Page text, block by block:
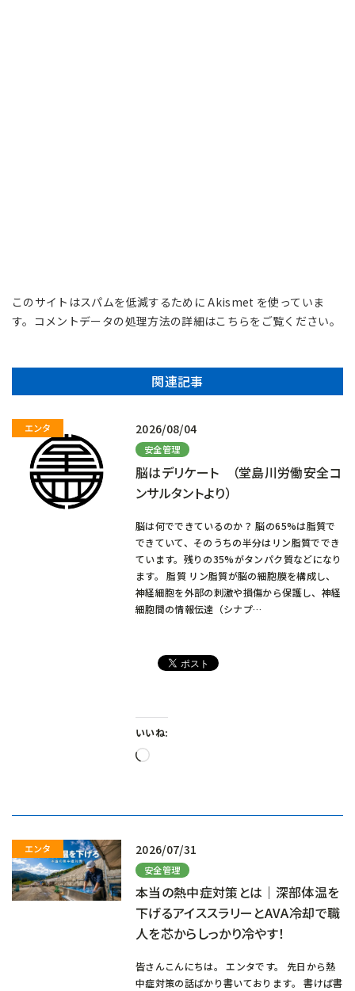
このサイトはスパムを低減するために Akismet を使っていま
す。 コメントデータの処理方法の詳細はこちらをご覧ください。
関連記事
2026/08/04
安全管理
脳はデリケート （堂島川労働安全コ
ンサルタントより）
脳は何でできているのか？ 脳の65%は脂質で
できていて、そのうちの半分はリン脂質ででき
ています。残りの35%がタンパク質などになり
ます。 脂質 リン脂質が脳の細胞膜を構成し、
神経細胞を外部の刺激や損傷から保護し、神経
細胞間の情報伝達（シナプ…
いいね:
読
2026/07/31
安全管理
本当の熱中症対策とは｜深部体温を
下げるアイススラリーとAVA冷却で職
人を芯からしっかり冷やす！
皆さんこんにちは。 エンタです。 先日から熱
中症対策の話ばかり書いております。 書けば書